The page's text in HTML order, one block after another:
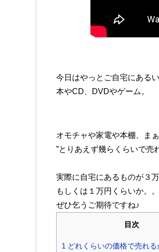
今日はやっとご自宅にある
本やCD、DVDやゲーム。
オモチャや家電や本棚、ま
”とりあえず幾らくらいで売
実際に自宅にあるものが ３
もしくは１万円くらいか。。
ぜひ乞うご期待ですね♪
目次
1 どれくらいの価格で売れる